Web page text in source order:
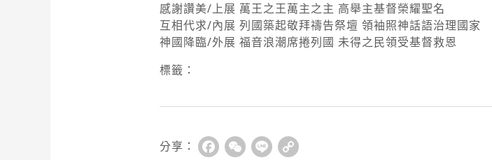
感謝讚美/上展 萬王之王萬主之主 高舉主基督榮耀聖名
互相代求/內展 列國築起敬拜禱告祭壇 領袖照神話語治理國家
神國降臨/外展 福音浪潮席捲列國 未得之民領受基督救恩
標籤：
分享： FacebookWeChat
Line